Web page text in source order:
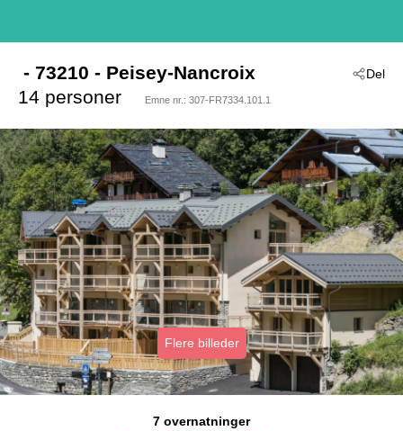
Del
- 73210 - Peisey-Nancroix
14 personer
Emne nr.: 307-FR7334.101.1
Flere billeder
7 overnatninger